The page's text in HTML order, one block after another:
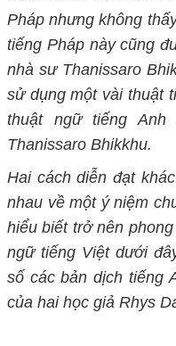
Pháp nhưng không
tiếng Pháp này cũng
nhà sư Thanissaro
sử dụng một vài thuật
thuật ngữ tiếng
Thanissaro Bhikkhu.
Hai cách diễn đạt
nhau về một ý niệm
hiểu biết trở nên
ngữ tiếng Việt dưới
số các bản dịch tiếng
của hai học giả Rhys